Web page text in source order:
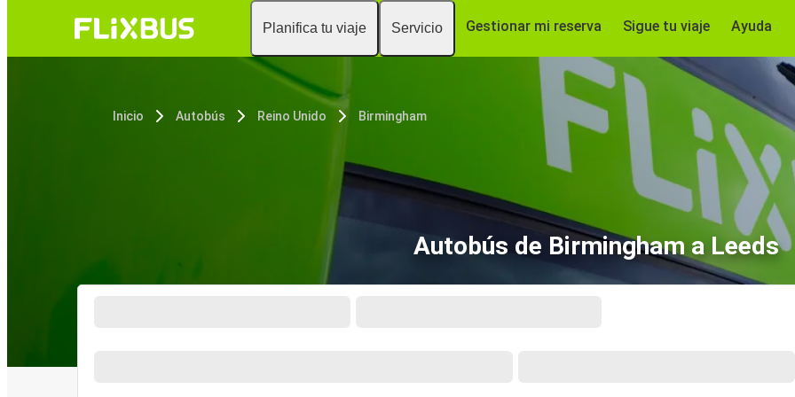
Planifica tu viaje Servicio Gestionar mi reserva Sigue tu viaje Ayuda
Inicio Autobús Reino Unido Birmingham
Autobús de Birmingham a Leeds